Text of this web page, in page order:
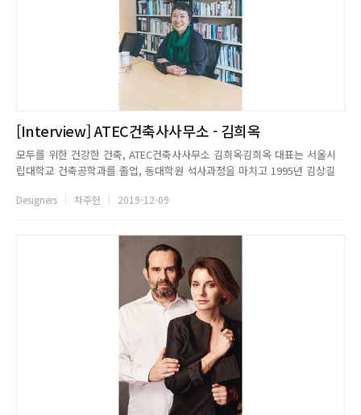
[Interview] ATEC건축사사무소 - 김희옥
모두를 위한 건강한 건축, ATEC건축사사무소 김희옥김희옥 대표는 서울시
립대학교 건축공학과를 졸업, 동대학원 석사과정을 마치고 1995년 김상길
현상설계, 표창, 출강 이력을 갖추고 있는 그녀는 5기 국가건축정책위원회에
Designers 차주헌 2019-12-09